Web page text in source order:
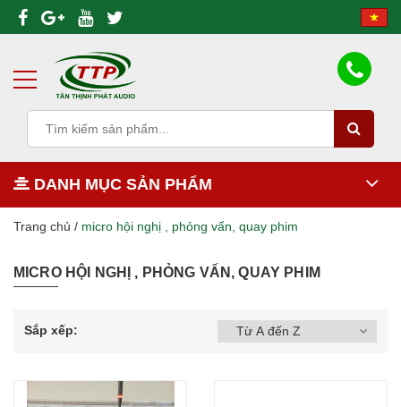
DANH MỤC SẢN PHẨM
Trang chủ / micro hội nghị , phỏng vấn, quay phim
MICRO HỘI NGHỊ , PHỎNG VẤN, QUAY PHIM
Sắp xếp: